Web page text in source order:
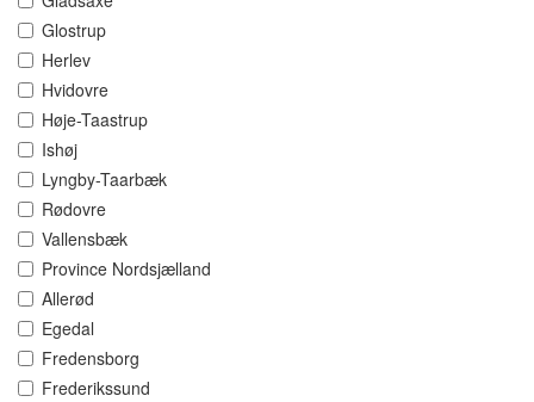
Glostrup
Herlev
Hvidovre
Høje-Taastrup
Ishøj
Lyngby-Taarbæk
Rødovre
Vallensbæk
Province Nordsjælland
Allerød
Egedal
Fredensborg
Frederikssund